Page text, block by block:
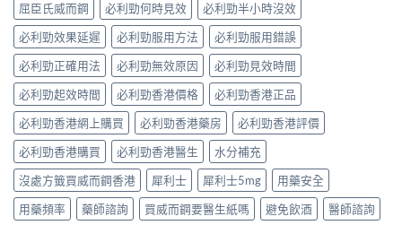
屈臣氏威而鋼
必利勁何時見效
必利勁半小時沒效
必利勁效果延遲
必利勁服用方法
必利勁服用錯誤
必利勁正確用法
必利勁無效原因
必利勁見效時間
必利勁起效時間
必利勁香港價格
必利勁香港正品
必利勁香港網上購買
必利勁香港藥房
必利勁香港評價
必利勁香港購買
必利勁香港醫生
水分補充
沒處方籤買威而鋼香港
犀利士 犀利士5mg
用藥安全
用藥頻率
藥師諮詢 買威而鋼要醫生紙嗎 避免飲酒 醫師諮詢